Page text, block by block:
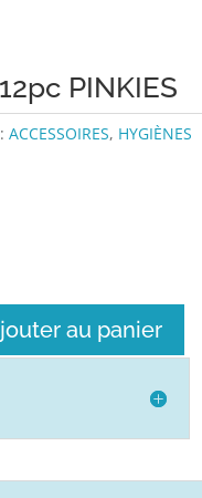
PINKIES
:ACCESSOIRES, HYGIÈNES
au panier